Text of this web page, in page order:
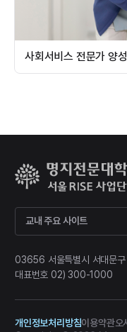
사회서비스 전문가 양
교내 주요 사이트
03656 서울특별시 서대문구
대표번호 02) 300-1000
개인정보처리방침이용약관오